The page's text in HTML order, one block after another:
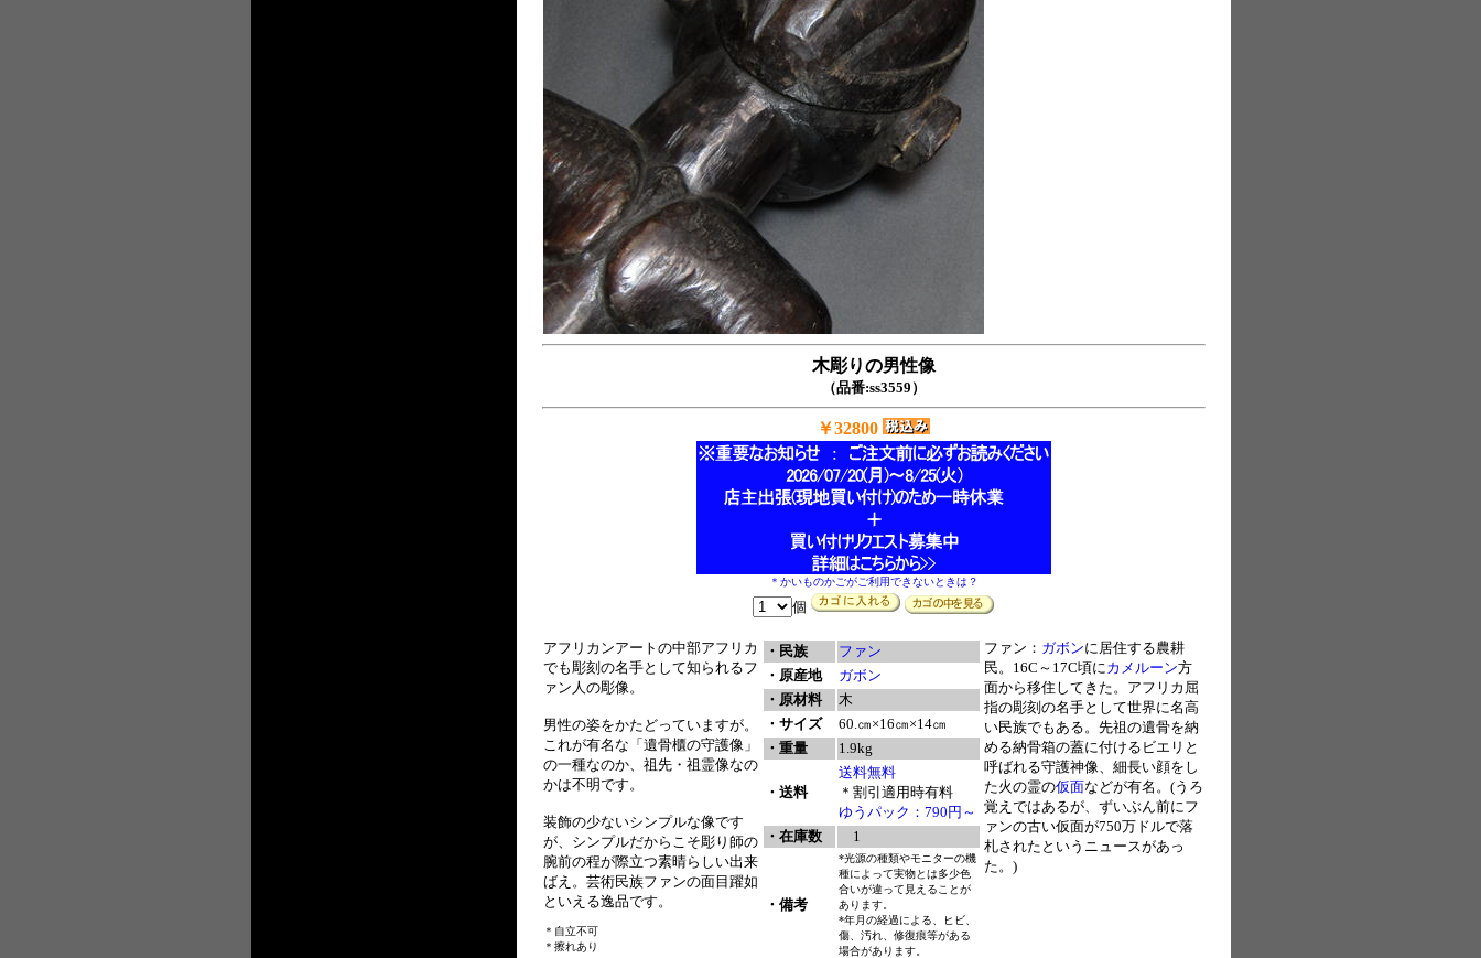
木彫りの男性像
（品番:ss3559）
￥32800
＊かいものかごがご利用できないときは？
個
アフリカンアートの中部アフリカ
でも彫刻の名手として知られるフ
ァン人の彫像。
男性の姿をかたどっていますが。
これが有名な「遺骨櫃の守護像」
の一種なのか、祖先・祖霊像なの
かは不明です。
装飾の少ないシンプルな像です
が、シンプルだからこそ彫り師の
腕前の程が際立つ素晴らしい出来
ばえ。芸術民族ファンの面目躍如
といえる逸品です。
＊自立不可
＊擦れあり
・民族
ファン
・原産地
ガボン
・原材料
木
・サイズ
60.㎝×16㎝×14㎝
・重量
1.9kg
・送料
送料無料
＊割引適用時有料
ゆうパック：790円～
・在庫数
1
・備考
*光源の種類やモニターの機
種によって実物とは多少色
合いが違って見えることが
あります。
*年月の経過による、ヒビ、
傷、汚れ、修復痕等がある
場合があります。
ファン： ガボンに居住する農耕
民。16C～17C頃にカメルーン方
面から移住してきた。アフリカ屈
指の彫刻の名手として世界に名高
い民族でもある。先祖の遺骨を納
める納骨箱の蓋に付けるビエリと
呼ばれる守護神像、細長い顔をし
た火の霊の仮面などが有名。(うろ
覚えではあるが、ずいぶん前にフ
ァンの古い仮面が750万ドルで落
札されたというニュースがあっ
た。)